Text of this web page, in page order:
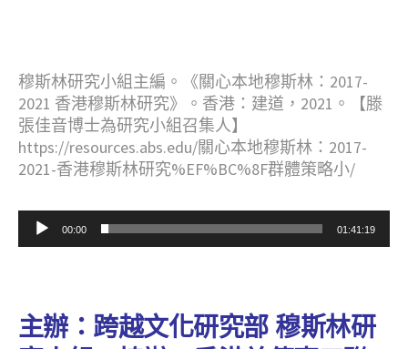
穆斯林研究小組主編。《關心本地穆斯林：2017-
2021 香港穆斯林研究》。香港：建道，2021。【滕
張佳音博士為研究小組召集人】
https://resources.abs.edu/關心本地穆斯林：2017-
2021-香港穆斯林研究%EF%BC%8F群體策略小/
訊
器
00:00 01:41:19
主辦：跨越文化研究部 穆斯林研